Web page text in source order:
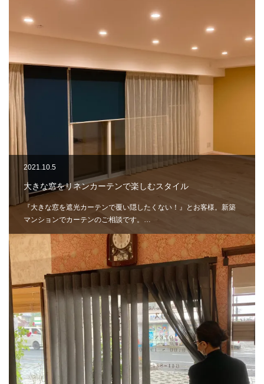
2021.10.5
大きな窓をリネンカーテンで楽しむスタイル
『大きな窓を遮光カーテンで覆い隠したくない！』とお客様。新築
マンションでカーテンのご相談です。…